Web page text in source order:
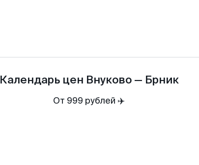
Календарь цен Внуково— Брник
От 999 рублей ✈️